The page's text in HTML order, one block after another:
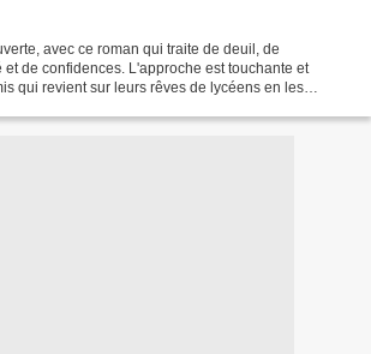
avec ce roman qui traite de deuil, de
et de confidences. L'approche est touchante et
qui revient sur leurs rêves de lycéens en les